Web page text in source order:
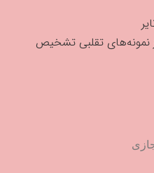
تقلبی تشخیص